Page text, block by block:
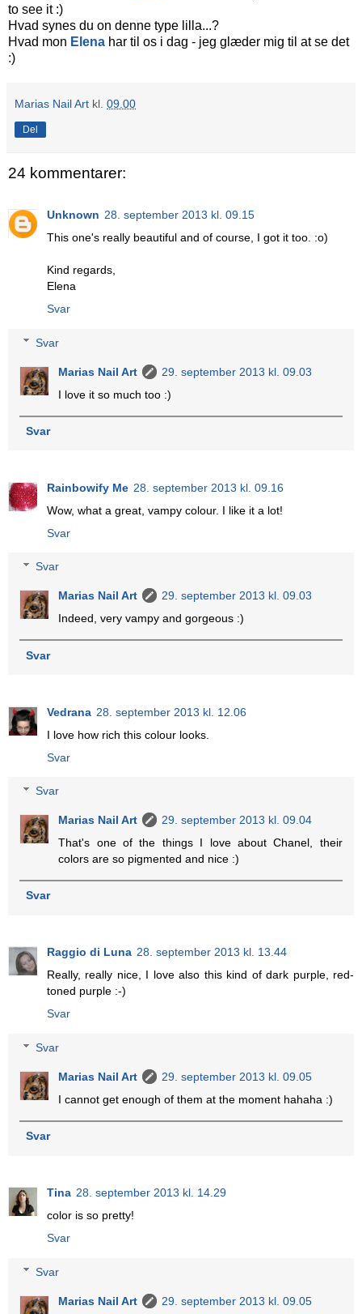
to see it :)
Hvad synes du on denne type lilla...?
Hvad mon Elena har til os i dag - jeg glæder mig til at se det
:)
Marias Nail Art kl. 09.00
Del
24 kommentarer:
Unknown 28. september 2013 kl. 09.15
This one's really beautiful and of course, I got it too. :o)
Kind regards,
Elena
Svar
Svar
Marias Nail Art
29. september 2013 kl. 09.03
I love it so much too :)
Svar
Rainbowify Me 28. september 2013 kl. 09.16
Wow, what a great, vampy colour. I like it a lot!
Svar
Svar
Marias Nail Art
29. september 2013 kl. 09.03
Indeed, very vampy and gorgeous :)
Svar
Vedrana 28. september 2013 kl. 12.06
I love how rich this colour looks.
Svar
Svar
Marias Nail Art
29. september 2013 kl. 09.04
That's one of the things I love about Chanel, their
colors are so pigmented and nice :)
Svar
Raggio di Luna 28. september 2013 kl. 13.44
Really, really nice, I love also this kind of dark purple, red-
toned purple :-)
Svar
Svar
Marias Nail Art
29. september 2013 kl. 09.05
I cannot get enough of them at the moment hahaha :)
Svar
Tina 28. september 2013 kl. 14.29
color is so pretty!
Svar
Svar
Marias Nail Art 29. september 2013 kl. 09.05